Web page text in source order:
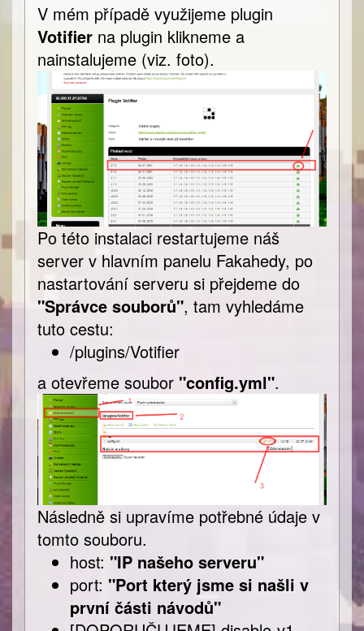
V mém případě využijeme plugin
Votifier na plugin klikneme a
nainstalujeme (viz. foto).
Po této instalaci restartujeme náš
server v hlavním panelu Fakahedy, po
nastartování serveru si přejdeme do
"Správce souborů", tam vyhledáme
tuto cestu:
/plugins/Votifier
a otevřeme soubor "config.yml".
Následně si upravíme potřebné údaje v
tomto souboru.
host: "IP našeho serveru"
port: "Port který jsme si našli v
první části návodů"